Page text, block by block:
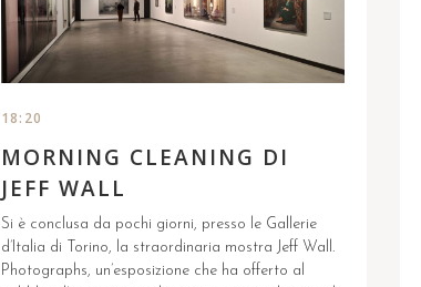
18:20
MORNING CLEANING DI
JEFF WALL
Si è conclusa da pochi giorni, presso le Gallerie
d’Italia di Torino, la straordinaria mostra Jeff Wall.
Photographs, un’esposizione che ha offerto al